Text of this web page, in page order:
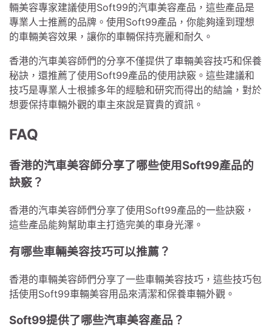
輛美容專家建議使用Soft99的汽車美容產品，這些產品是
專業人士推薦的品牌。使用Soft99產品，你能夠達到理想
的車輛美容效果，讓你的車輛保持亮麗和耐久。
香港的汽車美容師們的分享不僅提供了車輛美容技巧和保養
秘訣，還推薦了使用Soft99產品的使用訣竅。這些建議和
技巧是專業人士根據多年的經驗和研究而得出的結論，對於
想要保持車輛外觀的車主來說是寶貴的資訊。
FAQ
香港的汽車美容師分享了哪些使用Soft99產品的
訣竅？
香港的汽車美容師們分享了使用Soft99產品的一些訣竅，
這些產品能夠幫助車主打造完美的車身光澤。
有哪些車輛美容技巧可以推薦？
香港的車輛美容師們分享了一些車輛美容技巧，這些技巧包
括使用Soft99車輛美容用品來清潔和保養車輛外觀。
Soft99提供了哪些汽車美容產品？